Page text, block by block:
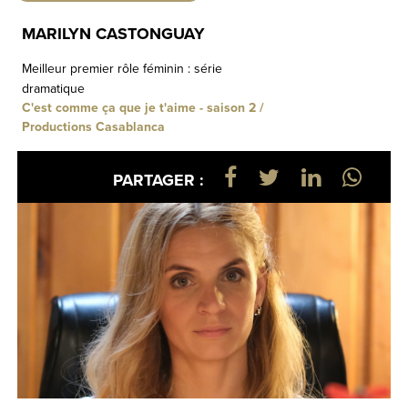
MARILYN CASTONGUAY
Meilleur premier rôle féminin : série
dramatique
C'est comme ça que je t'aime - saison 2 /
Productions Casablanca
PARTAGER :